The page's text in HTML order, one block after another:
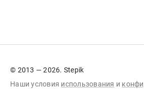
© 2013 — 2026. Stepik
Наши условия использования и